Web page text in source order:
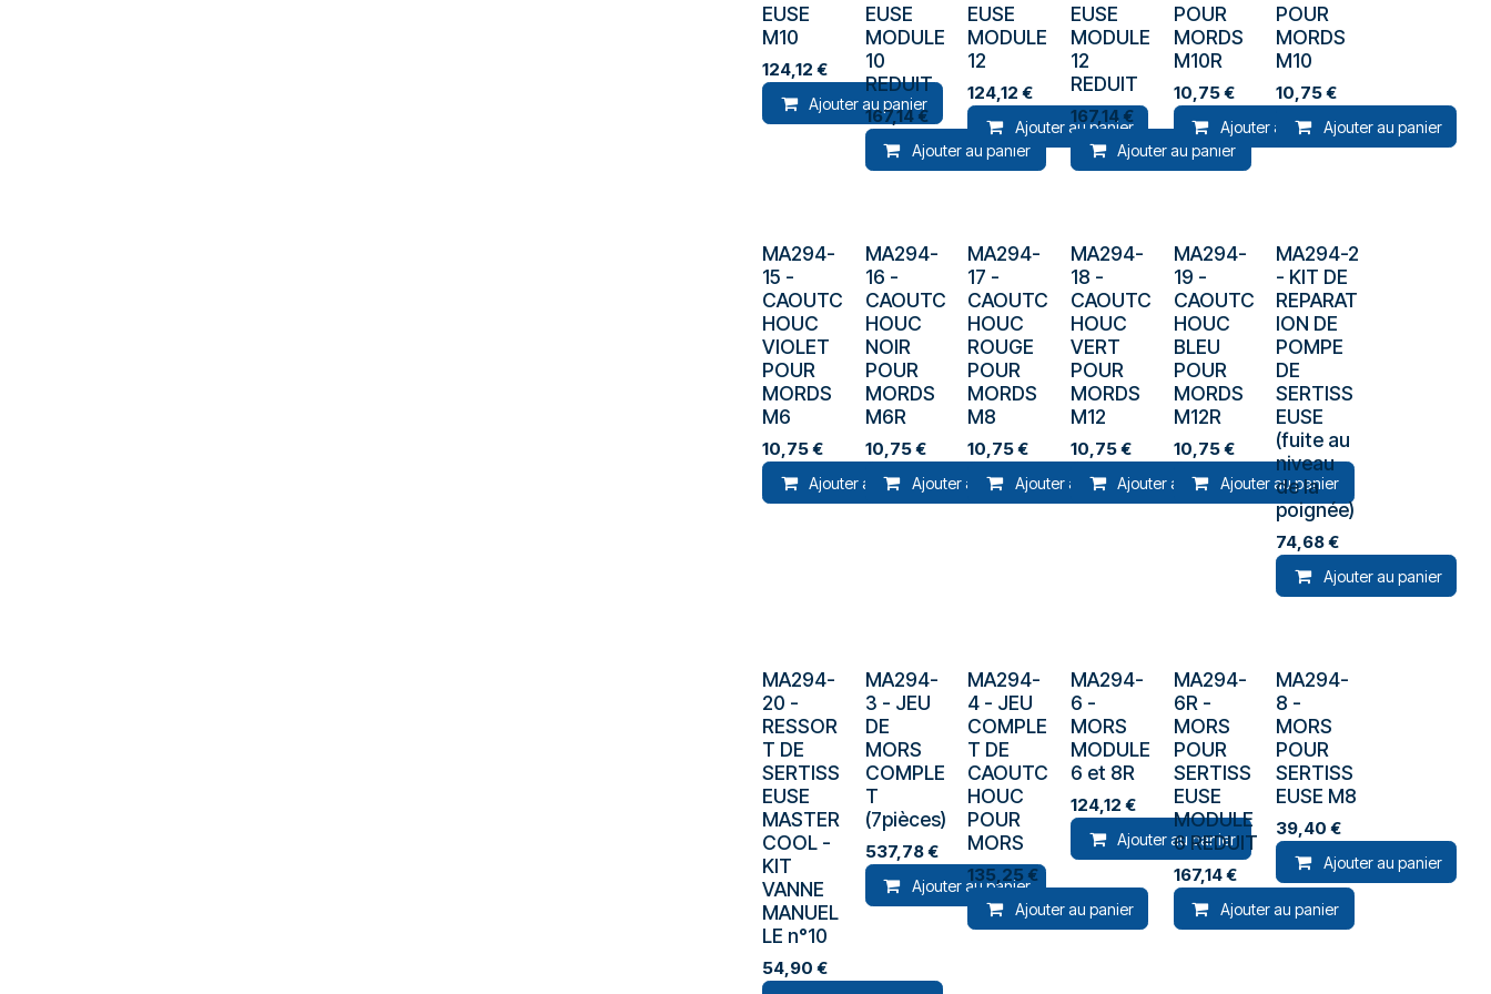
EUSE
M10
124,12 €
Ajouter au panier
EUSE
MODULE
10
REDUIT
167,14€
Ajouter au panier
EUSE
MODULE
12
124,12 €
Ajouter au panier
EUSE
MODULE
12
REDUIT
167,14€
Ajouter au panier
POUR
MORDS
M10R
10,75€
Ajouter au panier
POUR
MORDS
M10
10,75€
Ajouter au panier
MA294-
15 -
CAOUTC
HOUC
VIOLET
POUR
MORDS
M6
10,75€
Ajouter au panier
MA294-
16 -
CAOUTC
HOUC
NOIR
POUR
MORDS
M6R
10,75€
Ajouter au panier
MA294-
17 -
CAOUTC
HOUC
ROUGE
POUR
MORDS
M8
10,75€
Ajouter au panier
MA294-
18 -
CAOUTC
HOUC
VERT
POUR
MORDS
M12
10,75€
Ajouter au panier
MA294-
19 -
CAOUTC
HOUC
BLEU
POUR
MORDS
M12R
10,75€
Ajouter au panier
MA294-2
- KIT DE
REPARAT
ION DE
POMPE
DE
SERTISS
EUSE
(fuite au
niveau
de la
poignée)
74,68€
Ajouter au panier
MA294-
20 -
RESSOR
T DE
SERTISS
EUSE
MASTER
COOL -
KIT
VANNE
MANUEL
LE n°10
54,90 €
MA294-
3 - JEU
DE
MORS
COMPLE
T
(7pièces)
537,78€
Ajouter au panier
MA294-
4 - JEU
COMPLE
T DE
CAOUTC
HOUC
POUR
MORS
135,25 €
Ajouter au panier
MA294-
6 -
MORS
MODULE
6 et 8R
124,12 €
Ajouter au panier
MA294-
6R -
MORS
POUR
SERTISS
EUSE
MODULE
6 REDUIT
167,14€
Ajouter au panier
MA294-
8 -
MORS
POUR
SERTISS
EUSE M8
39,40 €
Ajouter au panier